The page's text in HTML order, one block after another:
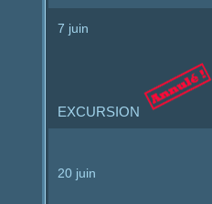
7 juin
EXCURSION
20 juin